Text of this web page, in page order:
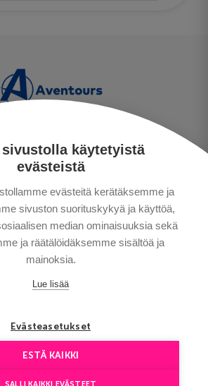
sivustolla käytetyistä
evästeistä
evästeitä kerätäksemme ja
sivuston suorituskykyä ja käyttöä,
median ominaisuuksia sekä
ja räätälöidäksemme sisältöä ja
mainoksia.
Lue lisää
Evästeasetukset
ESTÄ KAIKKI
PRIVACY POLICY
MAKSUTAVAT
CONDITIONS
GOOD TO KNOW
CONTACTS
2026